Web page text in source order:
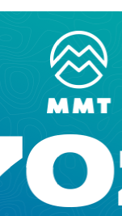
na zakupy!
newslettera i
zakupach na
zapisowi
informacje o
kody rabatowe
do akcji